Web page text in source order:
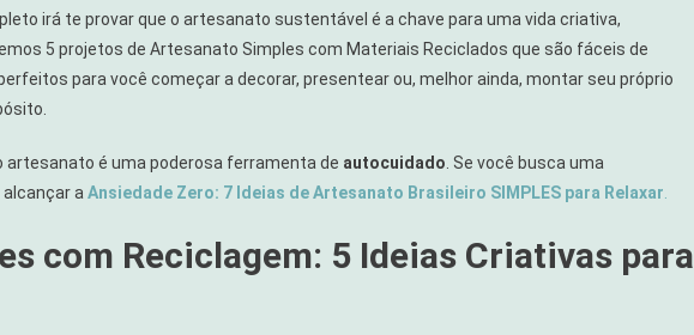
E
Sustentável
irá te provar que o artesanato sustentável é a chave para uma vida criativa,
5 projetos de Artesanato Simples com Materiais Reciclados que são fáceis de
para você começar a decorar, presentear ou, melhor ainda, montar seu próprio
artesanato é uma poderosa ferramenta de autocuidado . Se você busca uma
a Ansiedade Zero: 7 Ideias de Artesanato Brasileiro SIMPLES para Relaxar
com Reciclagem: 5 Ideias Criativas para